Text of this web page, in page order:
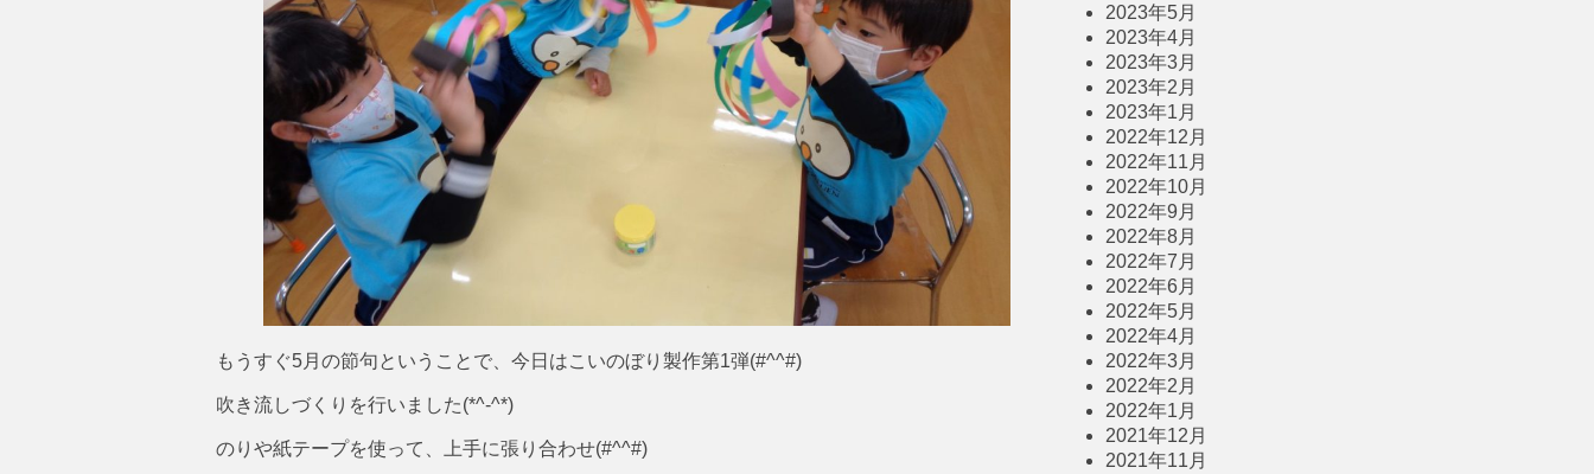
もうすぐ5月の節句ということで、今日はこいのぼり製作第1弾(#^^#)
吹き流しづくりを行いました(*^-^*)
のりや紙テープを使って、上手に張り合わせ(#^^#)
2023年5月
2023年4月
2023年3月
2023年2月
2023年1月
2022年12月
2022年11月
2022年10月
2022年9月
2022年8月
2022年7月
2022年6月
2022年5月
2022年4月
2022年3月
2022年2月
2022年1月
2021年12月
2021年11月